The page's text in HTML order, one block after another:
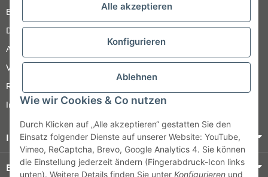
Alle akzeptieren
Konfigurieren
Ablehnen
Wie wir Cookies & Co nutzen
Durch Klicken auf „Alle akzeptieren“ gestatten Sie den
Einsatz folgender Dienste auf unserer Website: YouTube,
Vimeo, ReCaptcha, Brevo, Google Analytics 4. Sie können
die Einstellung jederzeit ändern (Fingerabdruck-Icon links
unten). Weitere Details finden Sie unter Konfigurieren und
Barrierefreiheitserklärung
Datenschutz
AGB
Versandinformationen
Retour
Impressum
Informationen
Bezahlung & Versand